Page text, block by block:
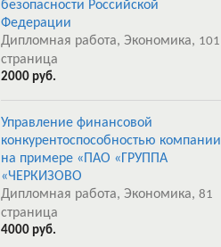
безопасности Российской
Федерации
Дипломная работа, Экономика, 101
страница
2000 руб.
Управление финансовой
конкурентоспособностью компании
на примере «ПАО «ГРУППА
«ЧЕРКИЗОВО
Дипломная работа, Экономика, 81
страница
4000 руб.